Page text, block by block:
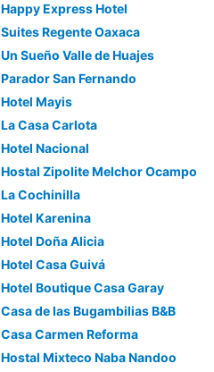
Happy Express Hotel
Suites Regente Oaxaca
Un Sueño Valle de Huajes
Parador San Fernando
Hotel Mayis
La Casa Carlota
Hotel Nacional
Hostal Zipolite Melchor Ocampo
La Cochinilla
Hotel Karenina
Hotel Doña Alicia
Hotel Casa Guivá
Hotel Boutique Casa Garay
Casa de las Bugambilias B&B
Casa Carmen Reforma
Hostal Mixteco Naba Nandoo